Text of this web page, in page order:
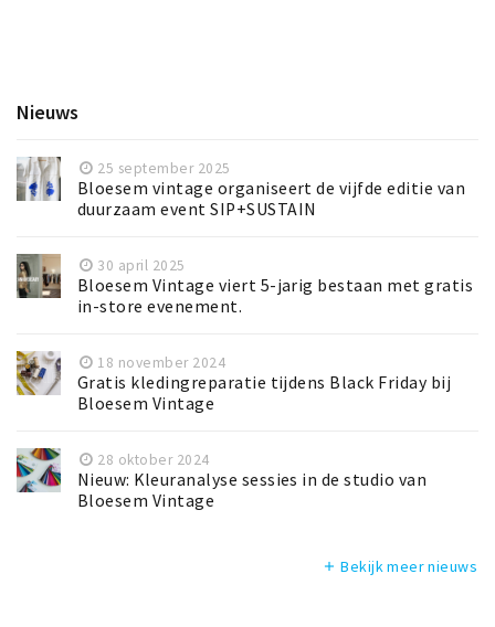
Nieuws
25 september 2025
Bloesem vintage organiseert de vijfde editie van
duurzaam event SIP+SUSTAIN
30 april 2025
Bloesem Vintage viert 5-jarig bestaan met gratis
in-store evenement.
18 november 2024
Gratis kledingreparatie tijdens Black Friday bij
Bloesem Vintage
28 oktober 2024
Nieuw: Kleuranalyse sessies in de studio van
Bloesem Vintage
add Bekijk meer nieuws